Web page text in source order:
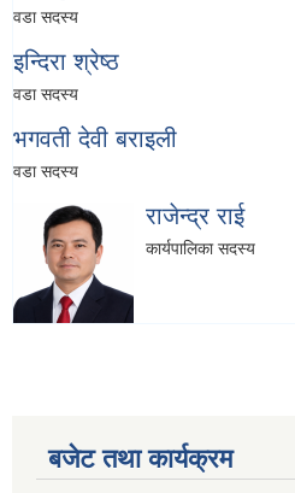
वडा सदस्य
इन्दिरा श्रेष्ठ
वडा सदस्य
भगवती देवी बराइली
वडा सदस्य
राजेन्द्र राई
कार्यपालिका सदस्य
बजेट तथा कार्यक्रम